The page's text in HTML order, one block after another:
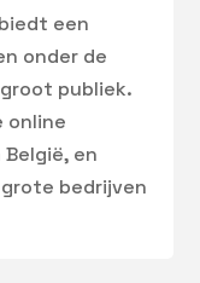
een
onder de
publiek.
online
en
bedrijven